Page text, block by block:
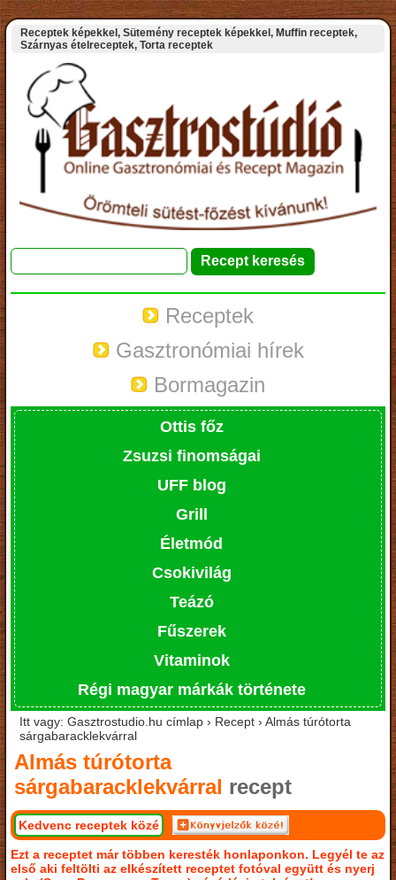
Receptek képekkel, Sütemény receptek képekkel, Muffin receptek,
Szárnyas ételreceptek, Torta receptek
Receptek
Gasztronómiai hírek
Bormagazin
Ottis főz
Zsuzsi finomságai
UFF blog
Grill
Életmód
Csokivilág
Teázó
Fűszerek
Vitaminok
Régi magyar márkák története
Itt vagy: Gasztrostudio.hu címlap › Recept › Almás túrótorta
sárgabaracklekvárral
Almás túrótorta
sárgabaracklekvárral recept
Kedvenc receptek közé
Ezt a receptet már többen keresték honlaponkon. Legyél te az
első aki feltölti az elkészített receptet fotóval együtt és nyerj